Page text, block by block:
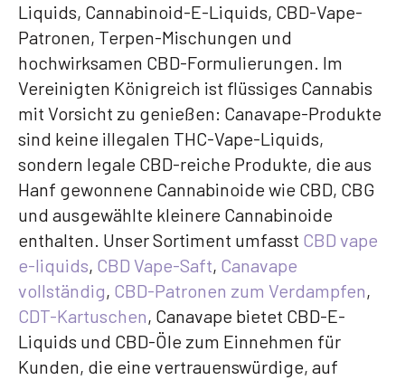
Liquids, Cannabinoid-E-Liquids, CBD-Vape-
Patronen, Terpen-Mischungen und
hochwirksamen CBD-Formulierungen. Im
Vereinigten Königreich ist flüssiges Cannabis
mit Vorsicht zu genießen: Canavape-Produkte
sind keine illegalen THC-Vape-Liquids,
sondern legale CBD-reiche Produkte, die aus
Hanf gewonnene Cannabinoide wie CBD, CBG
und ausgewählte kleinere Cannabinoide
enthalten. Unser Sortiment umfasst CBD vape
e-liquids, CBD Vape-Saft, Canavape
vollständig, CBD-Patronen zum Verdampfen,
CDT-Kartuschen, Canavape bietet CBD-E-
Liquids und CBD-Öle zum Einnehmen für
Kunden, die eine vertrauenswürdige, auf